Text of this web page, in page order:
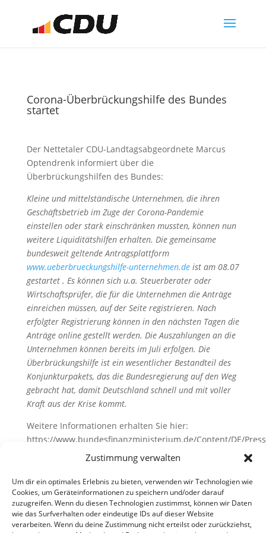
Zustimmung verwalten
Um dir ein optimales Erlebnis zu bieten, verwenden wir Technologien wie
Cookies, um Geräteinformationen zu speichern und/oder darauf
zuzugreifen. Wenn du diesen Technologien zustimmst, können wir Daten
wie das Surfverhalten oder eindeutige IDs auf dieser Website
verarbeiten. Wenn du deine Zustimmung nicht erteilst oder zurückziehst,
Corona-Überbrückungshilfe des Bundes
startet
Der Nettetaler CDU-Landtagsabgeordnete Marcus
Optendrenk informiert über die
Überbrückungshilfen des Bundes:
Kleine und mittelständische Unternehmen, die ihren
Geschäftsbetrieb im Zuge der Corona-Pandemie
einstellen oder stark einschränken mussten, können nun
weitere Liquiditätshilfen erhalten. Die gemeinsame
bundesweit geltende Antragsplattform
www.ueberbrueckungshilfe-unternehmen.deist am 08.07
gestartet . Es können sich u.a. Steuerberater oder
Wirtschaftsprüfer, die für die Unternehmen die Anträge
einreichen müssen, auf der Seite registrieren. Nach
erfolgter Registrierung können in den nächsten Tagen die
Anträge online gestellt werden. Die Auszahlungen an die
Unternehmen können bereits im Juli erfolgen. Die
Überbrückungshilfe ist ein wesentlicher Bestandteil des
Konjunkturpakets, das die Bundesregierung auf den Weg
gebracht hat, damit Deutschland schnell und mit voller
Kraft aus der Krise kommt.
Weitere Informationen erhalten Sie hier:
https://www.bundesfinanzministerium.de/Content/DE/
07-08-PM-Ueberbrueckungshilfen.html?
cms_pk_kwd=08.07.2020_Corona-
08.07.2020